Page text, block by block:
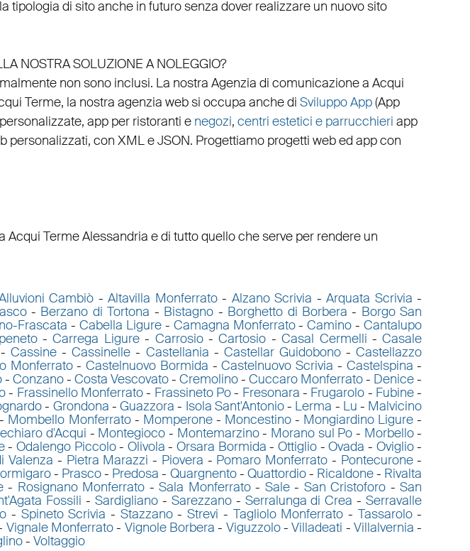
tipologia di sito anche in futuro senza dover realizzare un nuovo sito
NOSTRA SOLUZIONE A NOLEGGIO?
non sono inclusi. La nostra Agenzia di comunicazione a Acqui
Terme, la nostra agenzia websi occupa anche di Sviluppo App(App
, app per ristoranti e negozi, centri estetici e parrucchieri app
personalizzati, con XMLeJSON. Progettiamo progetti webed appcon
Acqui TermeAlessandria e di tutto quello che serve per rendere un
Cambiò -Altavilla Monferrato- Alzano Scrivia -Arquata Scrivia -
- Berzano di Tortona - Bistagno - Borghetto di Borbera - Borgo San
Frascata - Cabella Ligure- Camagna Monferrato-Camino -Cantalupo
-Carrega Ligure- Carrosio-Cartosio -Casal Cermelli -Casale
- Cassine-Cassinelle - Castellania - Castellar Guidobono -Castellazzo
Monferrato-Castelnuovo Bormida -Castelnuovo Scrivia - Castelspina -
-Conzano-Costa Vescovato-Cremolino-Cuccaro Monferrato- Denice-
- Frassinello Monferrato- Frassineto Po- Fresonara - Frugarolo - Fubine-
- Grondona -Guazzora - Isola Sant'Antonio- Lerma - Lu - Malvicino
- Mombello Monferrato- Momperone- Moncestino- Mongiardino Ligure -
d'Acqui - Montegioco - Montemarzino- Morano sul Po - Morbello-
- Odalengo Piccolo- Olivola -Orsara Bormida -Ottiglio -Ovada - Oviglio-
Valenza - Pietra Marazzi - Piovera - Pomaro Monferrato - Pontecurone-
- Prasco- Predosa - Quargnento- Quattordio- Ricaldone- Rivalta
- Rosignano Monferrato -Sala Monferrato- Sale- San Cristoforo -San
Fossili - Sardigliano- Sarezzano- Serralunga di Crea -Serravalle
- Spineto Scrivia - Stazzano-Strevi - Tagliolo Monferrato - Tassarolo-
Vignale Monferrato- Vignole Borbera - Viguzzolo-Villadeati -Villalvernia -
- Voltaggio